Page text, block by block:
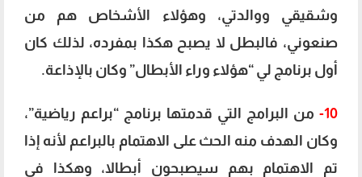
وشقيقي ووالدتي، وهؤلاء الأشخاص هم من
صنعوني، فالبطل لا يصبح هكذا بمفرده، لذلك كان
أول برنامج لي “هؤلاء وراء الأبطال” وكان بالإذاعة.
10-
من البرامج التي قدمتها برنامج “براعم رياضية”،
وكان الهدف منه الحث على الاهتمام بالبراعم لأنه إذا
تم الاهتمام بهم سيصبحون أبطالا، وهكذا في